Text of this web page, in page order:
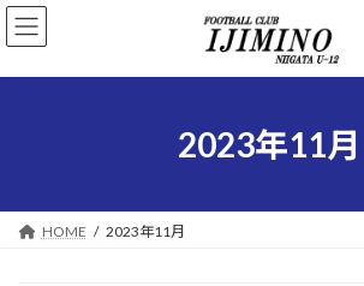
コ
ン
ン
ナ
ビ
ー
2023年11月
HOME 2023年11月